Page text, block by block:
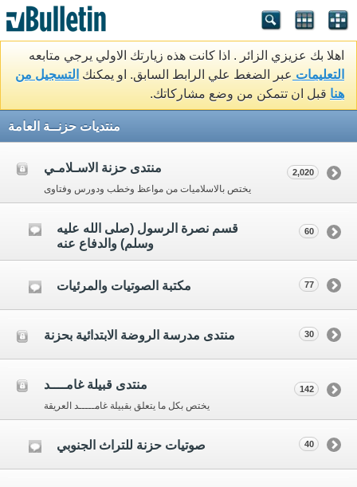
اهلا بك عزيزي الزائر . اذا كانت هذه زيارتك الاولي يرجي متابعه
التعليمات عبر الضغط علي الرابط السابق. او يمكنك التسجيل من
هنا قبل ان تتمكن من وضع مشاركاتك.
منتديات حزنــة العامة
منتدى حزنة الاسـلامـي
يختص بالاسلاميات من مواعظ وخطب ودورس وفتاوى
2,020
قسم نصرة الرسول (صلى الله عليه
وسلم) والدفاع عنه
60
مكتبة الصوتيات والمرئيات 77
منتدى مدرسة الروضة الابتدائية بحزنة 30
منتدى قبيلة غامــــد
يختص بكل ما يتعلق بقبيلة غامـــــد العريقة
142
صوتيات حزنة للتراث الجنوبي 40